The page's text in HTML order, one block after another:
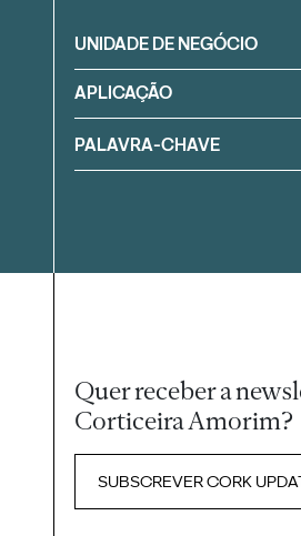
UNIDADE DE NEGÓCIO
APLICAÇÃO
Quer receber a
Corticeira Amorim?
SUBSCREVER CORK